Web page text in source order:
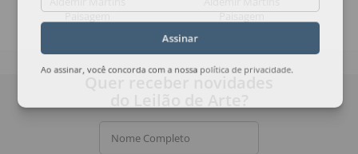
Paisagem
Paisagem
Assinar
Ao assinar, você concorda com a nossa política de privacidade
Nome Completo